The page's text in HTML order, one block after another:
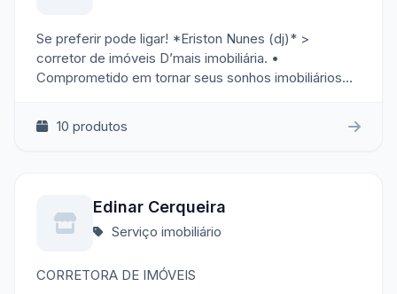
Se preferir pode ligar! *Eriston Nunes (dj)* >
corretor de imóveis D’mais imobiliária. •
Comprometido em tornar seus sonhos imobiliários
CRECI BA 31920 🏠 🔑
10 produtos
Edinar Cerqueira
Serviço imobiliário
CORRETORA DE IMÓVEIS